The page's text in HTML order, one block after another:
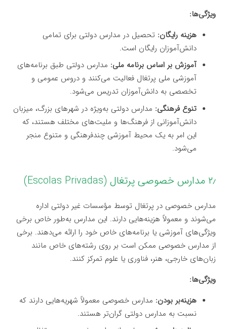
ویژگی‌ها:
هزینه رایگان: تحصیل در مدارس دولتی برای تمامی
دانش‌آموزان رایگان است.
آموزش بر اساس برنامه ملی: مدارس دولتی طبق برنامه‌های
آموزشی ملی پرتغال فعالیت می‌کنند و دروس عمومی و
تخصصی به دانش‌آموزان تدریس می‌شود.
تنوع فرهنگی: مدارس دولتی به‌ویژه در شهرهای بزرگ، میزبان
دانش‌آموزانی از فرهنگ‌ها و ملیت‌های مختلف هستند، که
این امر به یک محیط آموزشی چندفرهنگی و متنوع منجر
می‌شود.
۲٫ مدارس خصوصی پرتغال (Escolas Privadas)
مدارس خصوصی در پرتغال توسط مؤسسات غیر دولتی اداره
می‌شوند و معمولاً هزینه‌هایی دارند. این مدارس به‌طور خاص برخی
ویژگی‌های آموزشی یا برنامه‌های خاص خود را ارائه می‌دهند. برخی
از مدارس خصوصی ممکن است بر روی رشته‌های خاص مانند
زبان‌های خارجی، هنر، فناوری یا علوم تمرکز کنند.
ویژگی‌ها:
هزینه‌بر بودن: مدارس خصوصی معمولاً شهریه‌هایی دارند که
نسبت به مدارس دولتی گران‌تر هستند.